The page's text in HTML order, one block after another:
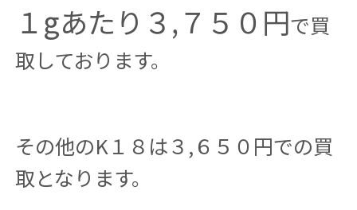
１gあたり３,７５０円で買
取しております。
その他のK１８は３,６５０円での買
取となります。